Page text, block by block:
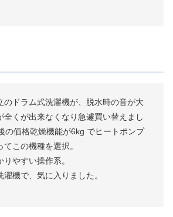
のドラム式洗濯機が、脱水時の音が大
全くが出来なくなり急遽買い替えまし
の価格乾燥機能が6kg でヒートポンプ
この機種を選択。
やすい操作系。
機で、気に入りました。